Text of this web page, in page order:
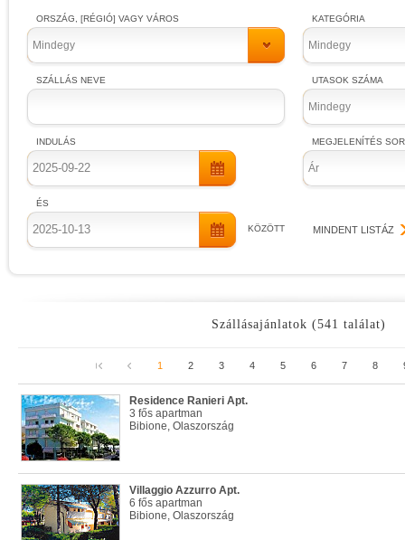
ORSZÁG, [RÉGIÓ] VAGY VÁROS
Mindegy
SZÁLLÁS NEVE
INDULÁS
ÉS
KÖZÖTT
KATEGÓRIA
Mindegy
UTASOK SZÁMA
Mindegy
MEGJELENÍTÉS
Ár
MINDENT LISTÁZ
Szállásajánlatok (541 találat)
1 2 3 4 5 6 7 8
Residence Ranieri Apt.
3 fős apartman
Bibione, Olaszország
Villaggio Azzurro Apt.
6 fős apartman
Bibione, Olaszország